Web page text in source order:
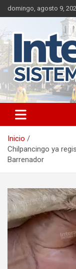
Saltar
al
domingo, agosto 9,
Inicio
Chilpancingo ya
Barrenador